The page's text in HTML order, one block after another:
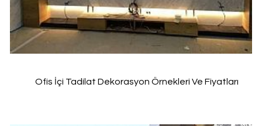
Ofis İçi Tadilat Dekorasyon Örnekleri Ve Fiyatları